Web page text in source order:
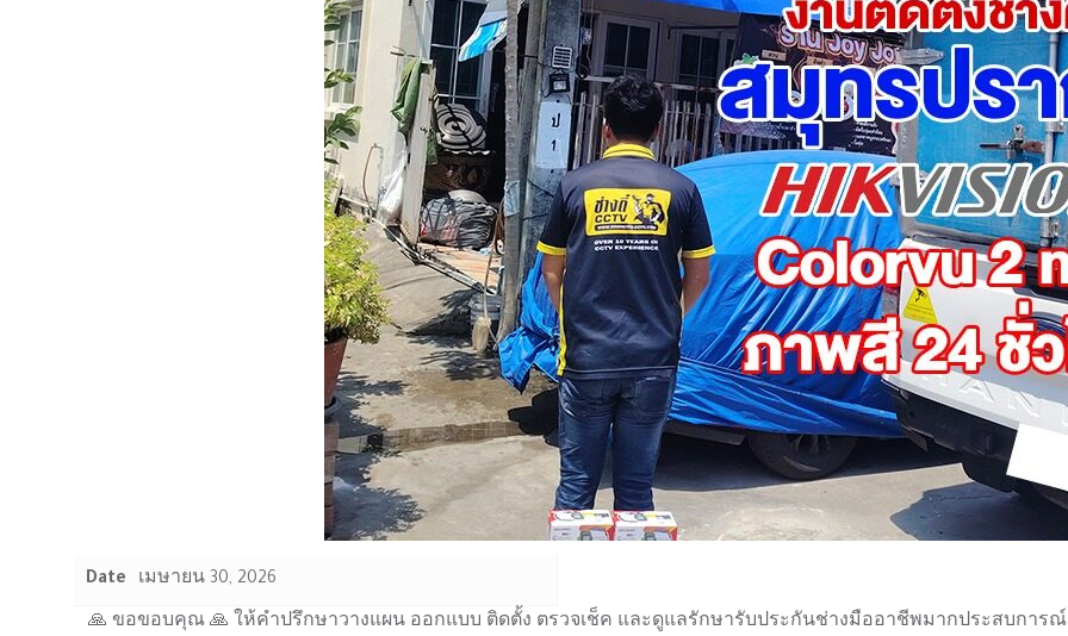
Date เมษายน 30, 2026
🙏 ขอขอบคุณ 🙏 ให้คำปรึกษาวางแผน ออกแบบ ติดตั้ง ตรวจเช็ค และดูแลรักษารับประกันช่างมืออาชีพมากประสบการณ์